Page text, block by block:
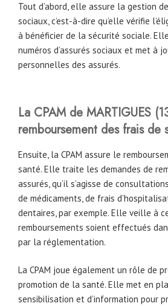
Tout d’abord, elle assure la gestion
sociaux, c’est-à-dire qu’elle vérifie
à bénéficier de la sécurité sociale.
numéros d’assurés sociaux et met à
personnelles des assurés.
La CPAM de MARTIGUES (
remboursement des frais de
Ensuite, la CPAM assure le
santé. Elle traite les demandes de
assurés, qu’il s’agisse de
de médicaments, de frais
dentaires, par exemple. Elle veille à
remboursements soient effectués
par la réglementation.
La CPAM joue également un rôle de
promotion de la santé. Elle met en
sensibilisation et d’information pour